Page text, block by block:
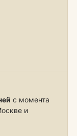
с момента
и